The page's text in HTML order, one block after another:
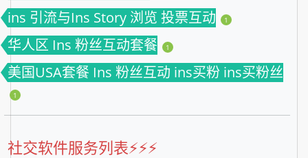
ins 引流与Ins Story 浏览 投票互动 1
华人区 Ins 粉丝互动套餐 1
美国USA套餐 Ins 粉丝互动 ins买粉 ins买粉丝
1
社交软件服务列表⚡️⚡️⚡️